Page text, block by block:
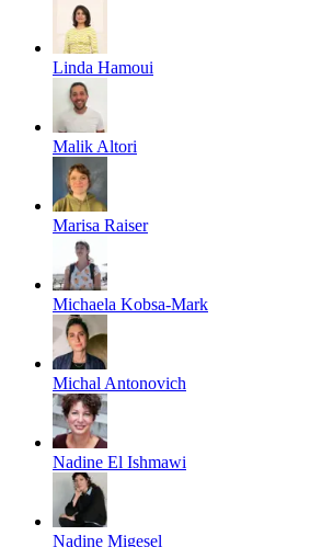
Linda Hamoui
Malik Altori
Marisa Raiser
Michaela Kobsa-Mark
Michal Antonovich
Nadine El Ishmawi
Nadine Migesel